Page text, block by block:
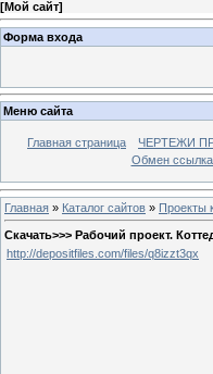
[Мой сайт]
Форма входа
Меню сайта
Главная страница ЧЕРТЕЖИ
Обмен
Главная » Каталог сайтов » Проекты
Скачать>>> Рабочий проект.
http://depositfiles.com/files/q8izzt3qx